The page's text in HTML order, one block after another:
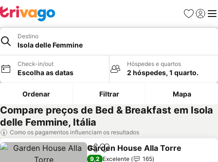
Favoritos
Iniciar
Destino
Isola delle Femmine
Check-in/out
Escolha as datas
Hóspedes e quartos
2 hóspedes, 1 quarto.
Ordenar Filtrar Mapa
Compare preços de Bed & Breakfast em Isola
delle Femmine, Itália
Como os pagamentos influenciam os resultados
PartilharAdicionar aos favoritos
Garden House Alla Torre
9,2 Excelente
165